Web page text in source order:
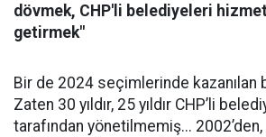
dövmek, CHP'li belediyeleri
getirmek"
Bir de 2024 seçimlerinde kazanılan
Zaten 30 yıldır, 25 yıldır CHP’li
tarafından yönetilmemiş...